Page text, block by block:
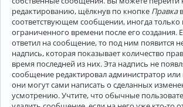
редактированию, щёлкнув по кнопке Правкав
соответствующем сообщении, иногда только
ограниченного времени после его создания.
ответил на сообщение, то под ним появится
надпись, которая показывает количество
время последней из них. Эта надпись не
сообщение редактировал администратор или
они могут сами написать о сделанных
усмотрению. Учтите, что обычные